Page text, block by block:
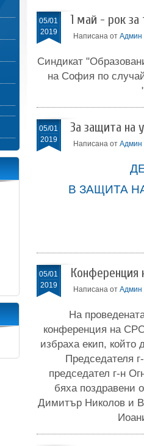
05/01
2019
1 май - рок за
Написана от Админ
Синдикат
на София по
05/01
2019
За защита на
Написана от Админ
В ЗАЩИТА
05/01
2019
Конференция
Написана от Админ
На
конференция на
избраха екип, който
Председателя
председател г-н
бяха поздравени
Димитър Николов и